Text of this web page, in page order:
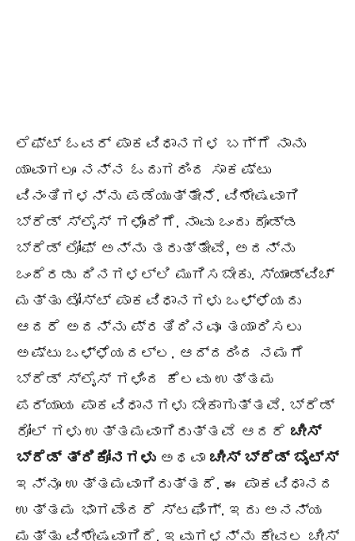
ಲೆಫ್ಟ್ ಓವರ್ ಪಾಕವಿಧಾನಗಳ ಬಗ್ಗೆ ನಾನು
ಯಾವಾಗಲೂ ನನ್ನ ಓದುಗರಿಂದ ಸಾಕಷ್ಟು
ವಿನಂತಿಗಳನ್ನು ಪಡೆಯುತ್ತೇನೆ. ವಿಶೇಷವಾಗಿ
ಬ್ರೆಡ್ ಸ್ಲೈಸ್ ಗಳೊಂದಿಗೆ. ನಾವು ಒಂದು ದೊಡ್ಡ
ಬ್ರೆಡ್ ಲೋಫ್ ಅನ್ನು ತರುತ್ತೇವೆ, ಅದನ್ನು
ಒಂದೆರಡು ದಿನಗಳಲ್ಲಿ ಮುಗಿಸಬೇಕು. ಸ್ಯಾಂಡ್‌ವಿಚ್
ಮತ್ತು ಟೋಸ್ಟ್ ಪಾಕವಿಧಾನಗಳು ಒಳ್ಳೆಯದು
ಆದರೆ ಅದನ್ನು ಪ್ರತಿದಿನವೂ ತಯಾರಿಸಲು
ಅಷ್ಟು ಒಳ್ಳೆಯದಲ್ಲ. ಆದ್ದರಿಂದ ನಮಗೆ
ಬ್ರೆಡ್ ಸ್ಲೈಸ್ ಗಳಿಂದ ಕೆಲವು ಉತ್ತಮ
ಪರ್ಯಾಯ ಪಾಕವಿಧಾನಗಳು ಬೇಕಾಗುತ್ತವೆ. ಬ್ರೆಡ್
ರೋಲ್ ಗಳು ಉತ್ತಮವಾಗಿರುತ್ತವೆ ಆದರೆ ಚೀಸ್
ಬ್ರೆಡ್ ತ್ರಿಕೋನಗಳುಅಥವಾ ಚೀಸ್ ಬ್ರೆಡ್ ಬೈಟ್ಸ್
ಇನ್ನೂ ಉತ್ತಮವಾಗಿರುತ್ತದೆ. ಈ ಪಾಕವಿಧಾನದ
ಉತ್ತಮ ಭಾಗವೆಂದರೆ ಸ್ಟಫಿಂಗ್. ಇದು ಅನನ್ಯ
ಮತ್ತು ವಿಶೇಷವಾಗಿದೆ. ಇವುಗಳನ್ನು ಕೇವಲ ಚೀಸ್